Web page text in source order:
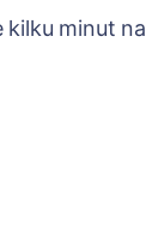
kilku minut na